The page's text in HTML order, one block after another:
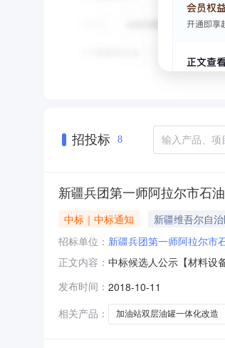
招投标 8
新疆兵团第一师阿拉尔市石
中标｜中标通知 新疆维吾尔自
招标单位： 新疆兵团第一师阿拉尔市
正文内容： 中标候选人公示【材料设
小写3577584.0000元投
整小写3609404.0000
发布时间： 2018-10-11
相关产品：
加油站双层油罐一体化改造